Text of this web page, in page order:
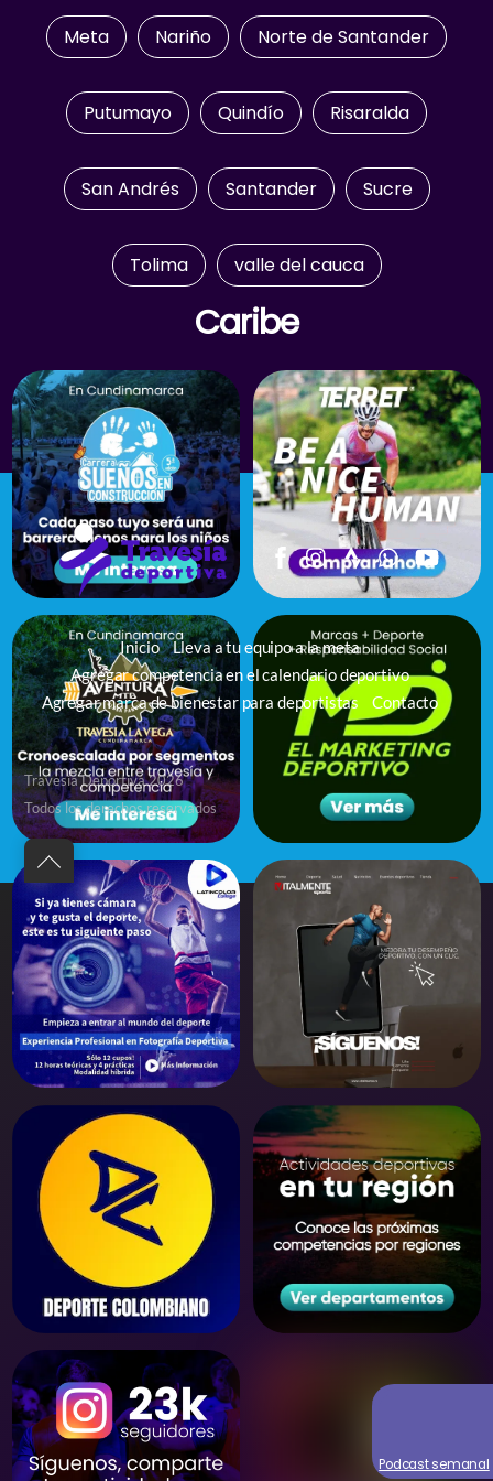
Meta Nariño Norte de Santander
Putumayo Quindío Risaralda
San Andrés Santander Sucre
Tolima valle del cauca
Caribe
Inicio
Lleva a tu equipo a la meta
Agregar competencia en el calendario deportivo
Agregar marca de bienestar para deportistas
Contacto
Back
to
top
Travesía Deportiva 2026
Todos los derechos reservados
Podcast semanal